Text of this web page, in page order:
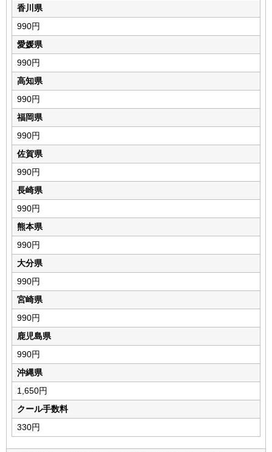
香川県
990円
愛媛県
990円
高知県
990円
福岡県
990円
佐賀県
990円
長崎県
990円
熊本県
990円
大分県
990円
宮崎県
990円
鹿児島県
990円
沖縄県
1,650円
クール手数料
330円